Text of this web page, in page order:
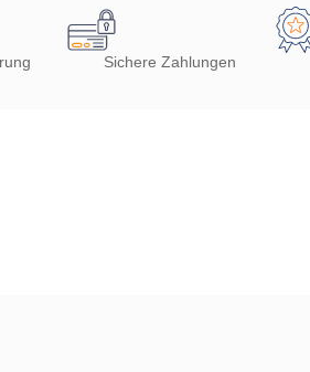
Sichere Zahlungen